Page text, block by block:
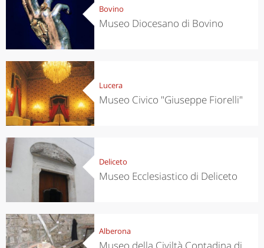
Bovino
Museo Diocesano di Bovino
Lucera
Museo Civico "Giuseppe Fiorelli"
Deliceto
Museo Ecclesiastico di Deliceto
Alberona
Museo della Civiltà Contadina di